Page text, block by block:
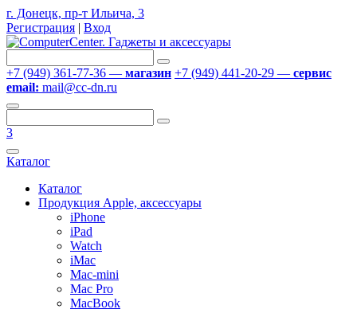
г. Донецк, пр-т Ильича, 3
Регистрация | Вход
+7 (949) 361-77-36 — магазин +7 (949) 441-20-29 — сервис
email: mail@cc-dn.ru
3
Каталог
Каталог
Продукция Apple, аксессуары
iPhone
iPad
Watch
iMac
Mac-mini
Mac Pro
MacBook